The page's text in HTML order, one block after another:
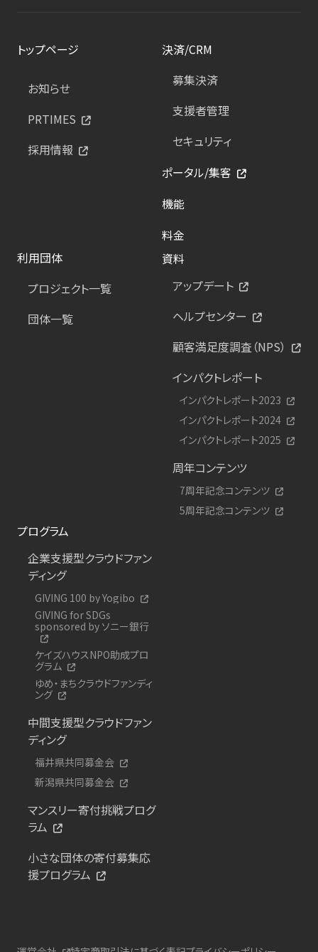
トップページ
お知らせ
PRTIMES
採用情報
決済/CRM
募集決済
支援者管理
セキュリティ
ポータル/集客
機能
料金
利用団体
プロジェクト一覧
団体一覧
資料
アップデート
ヘルプセンター
顧客満足度調査（NPS）
インパクトレポート
インパクトレポート2023
インパクトレポート2024
インパクトレポート2025
周年コンテンツ
7周年記念コンテンツ
5周年記念コンテンツ
プログラム
企業支援型クラウドファン
ディング
GIVING 100 by Yogibo
GIVING for SDGs
sponsored by ソニー銀行
ケイズハウスNPO助成プロ
グラム
ゆめ・まちクラウドファンディ
ング
中間支援型クラウドファン
ディング
福井県共同募金会
新潟県共同募金会
マンスリー寄付挑戦プログ
ラム
小さな団体の寄付募集応
援プログラム